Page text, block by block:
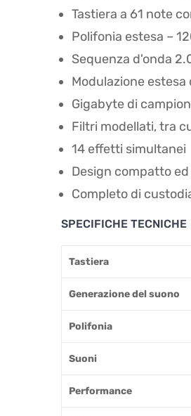
Tastiera a 61 note
Polifonia estesa –
Sequenza d'onda
Modulazione
Gigabyte di
Filtri modellati, tra
14 effetti simultanei
Design compatto
Completo di
SPECIFICHE TECNICHE
Tastiera
Generazione del suono
Polifonia
Suoni
Performance